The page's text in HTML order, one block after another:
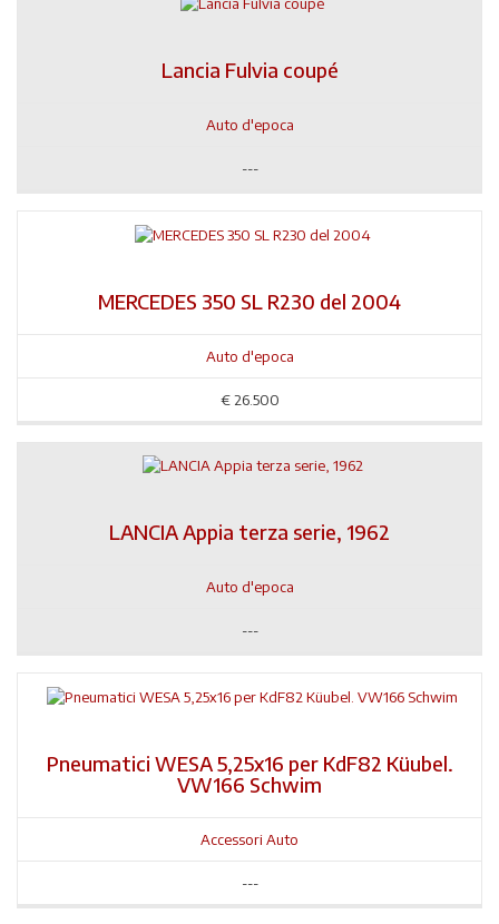
Lancia Fulvia coupé
Auto d'epoca
---
MERCEDES 350 SL R230 del 2004
Auto d'epoca
€ 26.500
LANCIA Appia terza serie, 1962
Auto d'epoca
---
Pneumatici WESA 5,25x16 per KdF82 Küubel.
VW166 Schwim
Accessori Auto
---